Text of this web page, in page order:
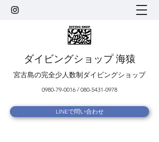
ダイビングショップ 海猿
宮古島の完全少人数制ダイビングショップ
0980-79-0016 /080-5431-0978
LINEで問い合わせ